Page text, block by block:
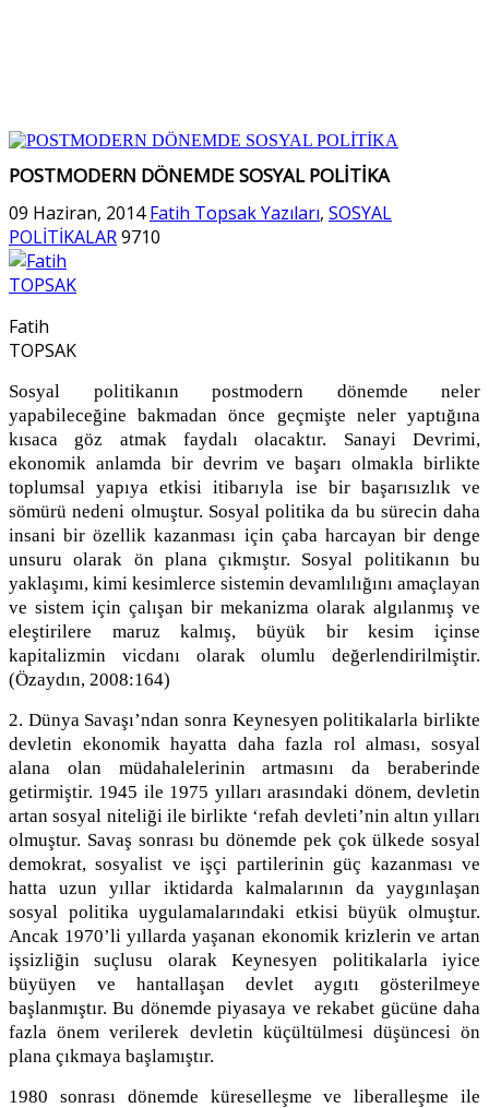
POSTMODERN DÖNEMDE SOSYAL POLİTİKA
09 Haziran, 2014 Fatih Topsak Yazıları, SOSYAL
POLİTİKALAR9710
Fatih
TOPSAK
Sosyal politikanın postmodern dönemde neler
yapabileceğine bakmadan önce geçmişte neler yaptığına
kısaca göz atmak faydalı olacaktır. Sanayi Devrimi,
ekonomik anlamda bir devrim ve başarı olmakla birlikte
toplumsal yapıya etkisi itibarıyla ise bir başarısızlık ve
sömürü nedeni olmuştur. Sosyal politika da bu sürecin daha
insani bir özellik kazanması için çaba harcayan bir denge
unsuru olarak ön plana çıkmıştır. Sosyal politikanın bu
yaklaşımı, kimi kesimlerce sistemin devamlılığını amaçlayan
ve sistem için çalışan bir mekanizma olarak algılanmış ve
eleştirilere maruz kalmış, büyük bir kesim içinse
kapitalizmin vicdanı olarak olumlu değerlendirilmiştir.
(Özaydın, 2008:164)
2. Dünya Savaşı’ndan sonra Keynesyen politikalarla birlikte
devletin ekonomik hayatta daha fazla rol alması, sosyal
alana olan müdahalelerinin artmasını da beraberinde
getirmiştir. 1945 ile 1975 yılları arasındaki dönem, devletin
artan sosyal niteliği ile birlikte ‘refah devleti’nin altın yılları
olmuştur. Savaş sonrası bu dönemde pek çok ülkede sosyal
demokrat, sosyalist ve işçi partilerinin güç kazanması ve
hatta uzun yıllar iktidarda kalmalarının da yaygınlaşan
sosyal politika uygulamalarındaki etkisi büyük olmuştur.
Ancak 1970’li yıllarda yaşanan ekonomik krizlerin ve artan
işsizliğin suçlusu olarak Keynesyen politikalarla iyice
büyüyen ve hantallaşan devlet aygıtı gösterilmeye
başlanmıştır. Bu dönemde piyasaya ve rekabet gücüne daha
fazla önem verilerek devletin küçültülmesi düşüncesi ön
plana çıkmaya başlamıştır.
1980 sonrası dönemde küreselleşme ve liberalleşme ile